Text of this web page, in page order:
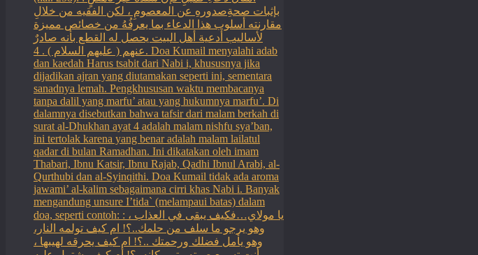
بإثبات صحةِصدورهِ عن المعصومِ ، لكن الفقيه من خلالِ
مقارنته أسلوب هذا الدعاء بما يعرفُهُ من خصائص مميزة
لأساليب أدعية أهل البيت يحصل له القطع بأنه صادرٌ
عنهم ( عليهم السلام ) . 4. Doa Kumail menyalahi adab
dan kaedah Harus tsabit dari Nabi i, khususnya jika
dijadikan ajran yang diutamakan seperti ini, sementara
sanadnya lemah. Pengkhususan waktu membacanya
tanpa dalil yang marfu’ atau yang hukumnya marfu’. Di
dalamnya disebutkan bahwa tafsir dari malam berkah di
surat al-Dhukhan ayat 4 adalah malam nishfu sya’ban,
ini tertolak karena yang benar adalah malam lailatul
qadar di bulan Ramadhan. Ini dikatakan oleh imam
Thabari, Ibnu Katsir, Ibnu Rajab, Qadhi Ibnul Arabi, al-
Qurthubi dan al-Syinqithi. Doa Kumail tidak ada aroma
jawami’ al-kalim sebagaimana cirri khas Nabi i. Banyak
mengandung unsure I’tida` (melampaui batas) dalam
doa, seperti contoh: : يا مولاي…فكيف يبقى في العذاب ،
وهو يرجو ما سلف من حلمك..؟! ام كيف تولمه النار،
وهو يأمل فضلك ورحمتك ..؟! ام كيف يحرقه لهيبها ،